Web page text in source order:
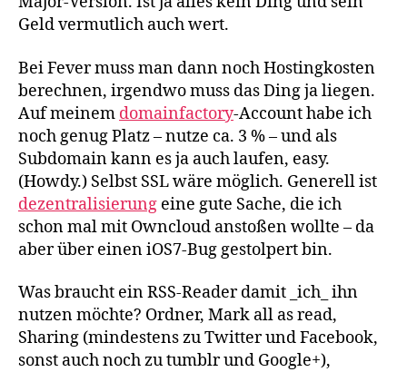
Geld vermutlich auch wert.
Bei Fever muss man dann noch Hostingkosten
berechnen, irgendwo muss das Ding ja liegen.
Auf meinem domainfactory-Account habe ich
noch genug Platz – nutze ca. 3 % – und als
Subdomain kann es ja auch laufen, easy.
(Howdy.) Selbst SSL wäre möglich. Generell ist
dezentralisierung eine gute Sache, die ich
schon mal mit Owncloud anstoßen wollte – da
aber über einen iOS7-Bug gestolpert bin.
Was braucht ein RSS-Reader damit _ich_ ihn
nutzen möchte? Ordner, Mark all as read,
Sharing (mindestens zu Twitter und Facebook,
sonst auch noch zu tumblr und Google+),